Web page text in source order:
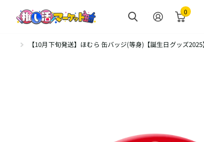
0
【10月下旬発送】ほむら 缶バッジ(等身)【誕生日グッズ